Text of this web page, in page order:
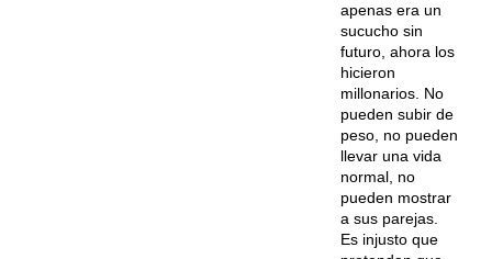
apenas era un
sucucho sin
futuro, ahora los
hicieron
millonarios. No
pueden subir de
peso, no pueden
llevar una vida
normal, no
pueden mostrar
a sus parejas.
Es injusto que